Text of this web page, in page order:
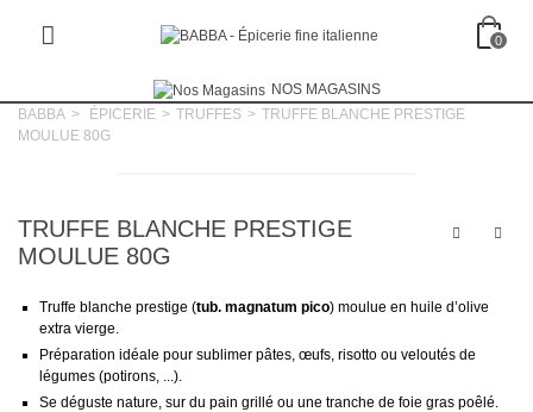
0
NOS MAGASINS
BABBA > ÉPICERIE > TRUFFES > TRUFFE BLANCHE PRESTIGE
MOULUE 80G
TRUFFE BLANCHE PRESTIGE
MOULUE 80G
Truffe blanche prestige (tub. magnatum pico) moulue en huile d’olive
extra vierge.
Préparation idéale pour sublimer pâtes, œufs, risotto ou veloutés de
légumes (potirons, ...).
Se déguste nature, sur du pain grillé ou une tranche de foie gras poêlé.